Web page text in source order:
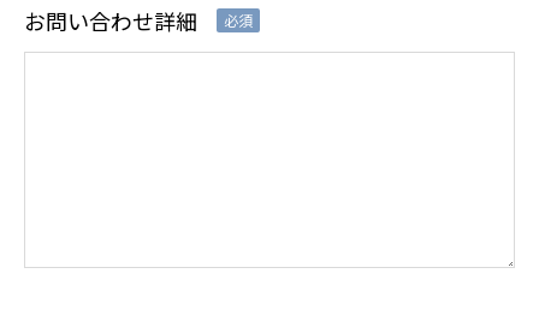
お問い合わせ詳細 必須